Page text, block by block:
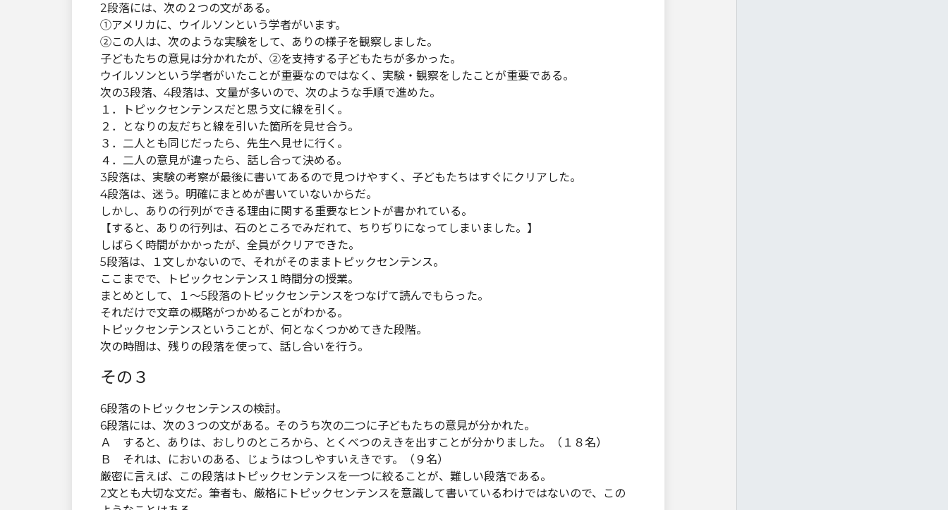
2段落には、次の２つの文がある。
①アメリカに、ウイルソンという学者がいます。
②この人は、次のような実験をして、ありの様子を観察しました。
子どもたちの意見は分かれたが、②を支持する子どもたちが多かった。
ウイルソンという学者がいたことが重要なのではなく、実験・観察をしたことが重要である。
次の3段落、4段落は、文量が多いので、次のような手順で進めた。
１．トピックセンテンスだと思う文に線を引く。
２．となりの友だちと線を引いた箇所を見せ合う。
３．二人とも同じだったら、先生へ見せに行く。
４．二人の意見が違ったら、話し合って決める。
3段落は、実験の考察が最後に書いてあるので見つけやすく、子どもたちはすぐにクリアした。
4段落は、迷う。明確にまとめが書いていないからだ。
しかし、ありの行列ができる理由に関する重要なヒントが書かれている。
【すると、ありの行列は、石のところでみだれて、ちりぢりになってしまいました。】
しばらく時間がかかったが、全員がクリアできた。
5段落は、１文しかないので、それがそのままトピックセンテンス。
ここまでで、トピックセンテンス１時間分の授業。
まとめとして、１～5段落のトピックセンテンスをつなげて読んでもらった。
それだけで文章の概略がつかめることがわかる。
トピックセンテンスということが、何となくつかめてきた段階。
次の時間は、残りの段落を使って、話し合いを行う。
その３
6段落のトピックセンテンスの検討。
6段落には、次の３つの文がある。そのうち次の二つに子どもたちの意見が分かれた。
Ａ すると、ありは、おしりのところから、とくべつのえきを出すことが分かりました。（１８名）
Ｂ それは、においのある、じょうはつしやすいえきです。（９名）
厳密に言えば、この段落はトピックセンテンスを一つに絞ることが、難しい段落である。
2文とも大切な文だ。筆者も、厳格にトピックセンテンスを意識して書いているわけではないので、この